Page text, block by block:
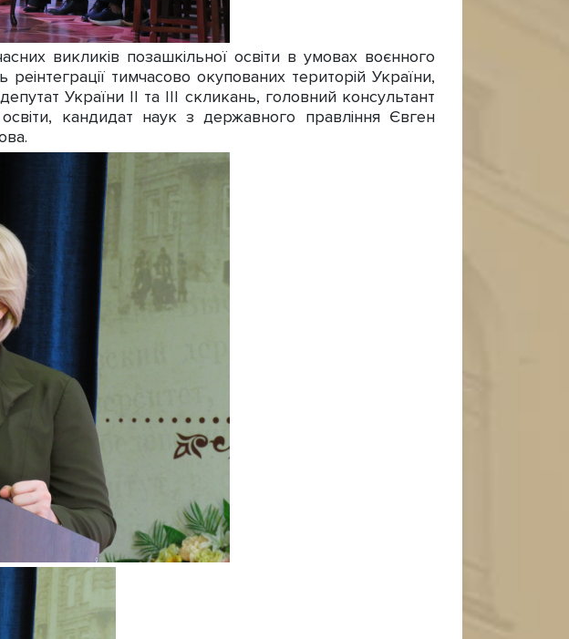
викликів позашкільної освіти в умовах воєнного
тимчасово окупованих територій України,
України ІІ та ІІІ скликань, головний консультант
кандидат наук з державного правління Євген